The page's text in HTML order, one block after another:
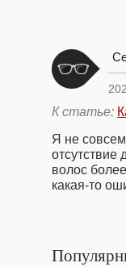
К статье:
Я не
отсутствие
волос
какая-то